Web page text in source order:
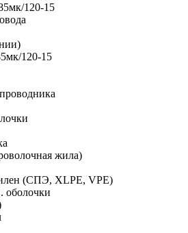
120-15
120-15
жила)
(СПЭ, XLPE, VPE)
оболочки